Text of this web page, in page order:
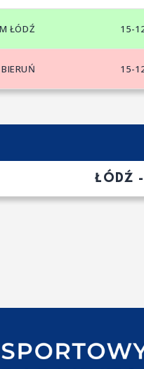
ŁÓDŹ 15-
15-
ŁÓDŹ